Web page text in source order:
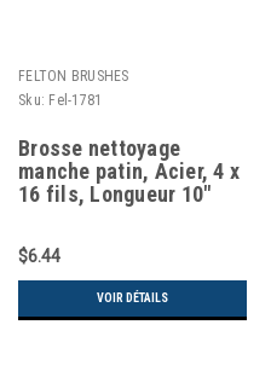
FELTON BRUSHES
Sku: Fel-1781
Brosse nettoyage
manche patin, Acier, 4 x
16 fils, Longueur 10"
$6.44
VOIR DÉTAILS